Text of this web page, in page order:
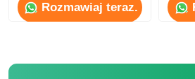
Rozmawiaj teraz.